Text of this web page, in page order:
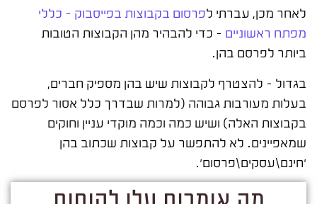
לאחר מכן, עברתי לפרסום בקבוצות בפייסבוק – כללי
מפתח ראשוניים – כדי להבהיר מהן הקבוצות הטובות
ביותר לפרסם בהן.
בגדול – להצטרף לקבוצות שיש בהן מספיק חברים,
בעלות מעורבות גבוהה (למרות שבדרך כלל אסור לפרסם
בקבוצות האלה) ושיש כמה וכמה מוקדי עניין וחוקים
שמאפיינים. לא להתפשר על קבוצות שכתוב בהן
'חינם\עסקים\פרסום'.